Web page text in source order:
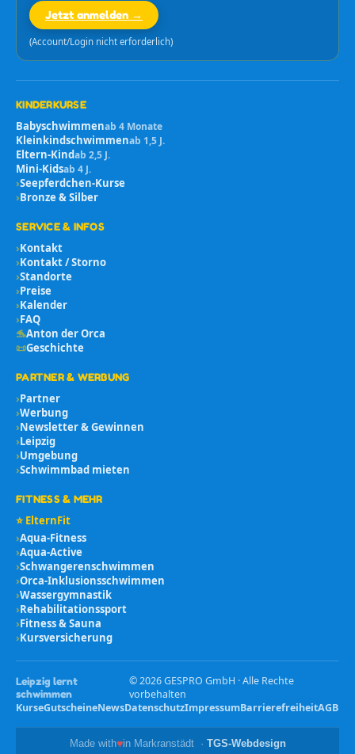
Jetzt anmelden →
(Account/Login nicht erforderlich)
KINDERKURSE
Babyschwimmenab 4 Monate
Kleinkindschwimmenab 1,5 J.
Eltern-Kindab 2,5 J.
Mini-Kidsab 4 J.
›Seepferdchen-Kurse
›Bronze & Silber
SERVICE & INFOS
›Kontakt
›Kontakt / Storno
›Standorte
›Preise
›Kalender
›FAQ
🐬Anton der Orca
📜Geschichte
PARTNER & WERBUNG
›Partner
›Werbung
›Newsletter & Gewinnen
›Leipzig
›Umgebung
›Schwimmbad mieten
FITNESS & MEHR
⭐ ElternFit
›Aqua-Fitness
›Aqua-Active
›Schwangerenschwimmen
›Orca-Inklusionsschwimmen
›Wassergymnastik
›Rehabilitationssport
›Fitness & Sauna
›Kursversicherung
Leipzig lernt
schwimmen
©2026GESPRO GmbH · Alle Rechte
vorbehalten
KurseGutscheineNewsDatenschutzImpressumBarrierefreiheitAGB
Made with♥in Markranstädt · TGS-Webdesign